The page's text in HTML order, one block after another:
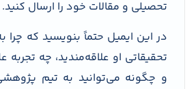
تحصیلی و مقالات خود را ارسال کنید.
در این ایمیل حتماً بنویسید که چرا
تحقیقاتی او علاقه‌مندید، چه تجربه
و چگونه می‌توانید به تیم